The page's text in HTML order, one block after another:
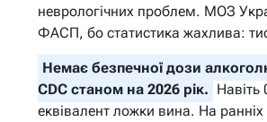
неврологічних проблем. МОЗ
ФАСП, бо статистика жахлива:
Немає безпечної дози
CDC станом на 2026 рік. Навіть
еквівалент ложки вина. На